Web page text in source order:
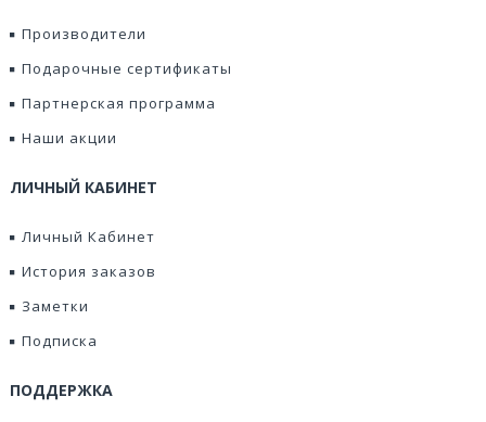
Производители
Подарочные сертификаты
Партнерская программа
Наши акции
ЛИЧНЫЙ КАБИНЕТ
Личный Кабинет
История заказов
Заметки
Подписка
ПОДДЕРЖКА